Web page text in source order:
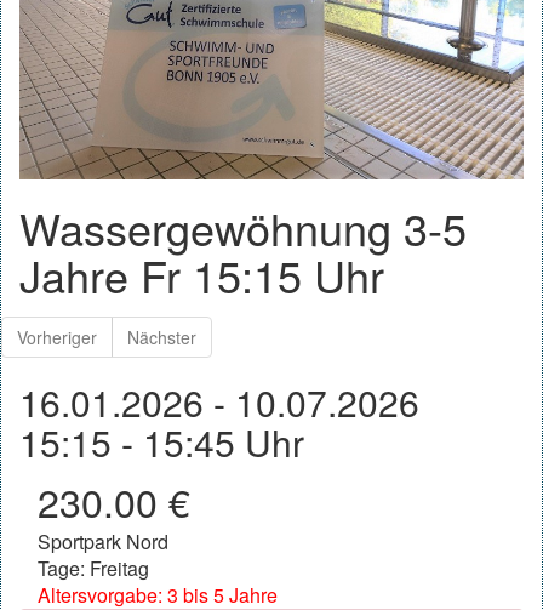
Wassergewöhnung 3-5
Jahre Fr 15:15 Uhr
Vorheriger Nächster
16.01.2026 - 10.07.2026
15:15 - 15:45 Uhr
230.00 €
Sportpark Nord
Tage: Freitag
Altersvorgabe: 3 bis 5 Jahre